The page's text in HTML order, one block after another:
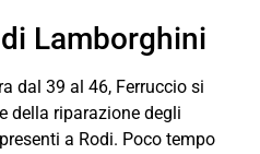
Lamborghini
dal 39 al 46, Ferruccio si
della riparazione degli
a Rodi. Poco tempo